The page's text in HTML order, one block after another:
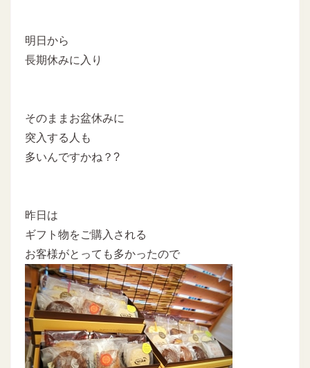
明日から
長期休みに入り
そのままお盆休みに
突入する人も
多いんですかね？?
昨日は
ギフト物をご購入される
お客様がとっても多かったので